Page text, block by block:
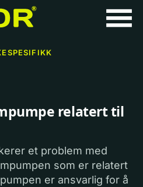
relatert til
et problem med
som er relatert
er ansvarlig for å